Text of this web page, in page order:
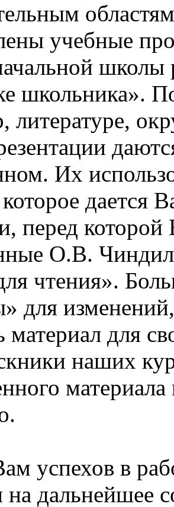
учебные
школы
школьника».
литературе,
Их
дается
перед
О.В.
чтения».
для
материал для
наших
успехов в
дальнейшее